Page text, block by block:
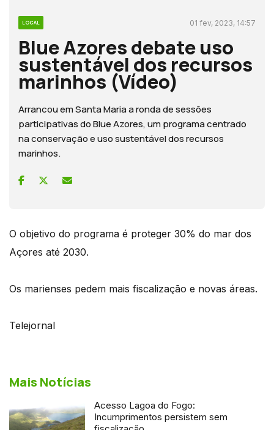
LOCAL 01 fev, 2023, 14:57
Blue Azores debate uso
sustentável dos recursos
marinhos (Vídeo)
Arrancou em Santa Maria a ronda de sessões
participativas do Blue Azores, um programa centrado
na conservação e uso sustentável dos recursos
marinhos.
O objetivo do programa é proteger 30% do mar dos
Açores até 2030.
Os marienses pedem mais fiscalização e novas áreas.
Telejornal
Mais Notícias
Acesso Lagoa do Fogo:
Incumprimentos persistem sem